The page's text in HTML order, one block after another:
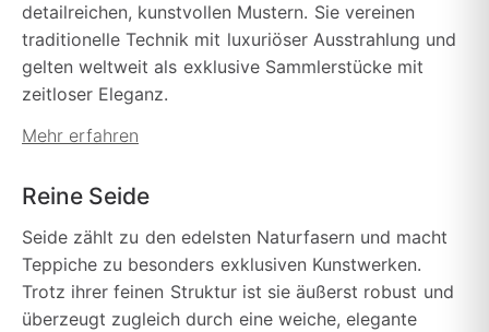
detailreichen, kunstvollen Mustern. Sie vereinen
traditionelle Technik mit luxuriöser Ausstrahlung und
gelten weltweit als exklusive Sammlerstücke mit
zeitloser Eleganz.
Mehr erfahren
Reine Seide
Seide zählt zu den edelsten Naturfasern und macht
Teppiche zu besonders exklusiven Kunstwerken.
Trotz ihrer feinen Struktur ist sie äußerst robust und
überzeugt zugleich durch eine weiche, elegante